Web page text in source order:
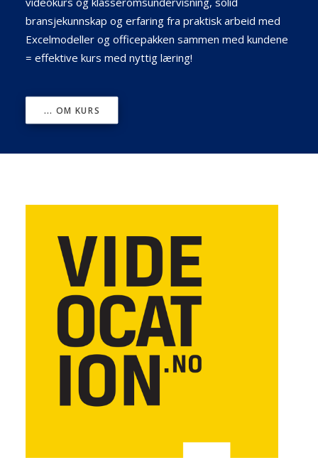
bransjekunnskap og erfaring fra praktisk arbeid med
Excelmodeller og officepakken sammen med kundene
= effektive kurs med nyttig læring!
... OM KURS